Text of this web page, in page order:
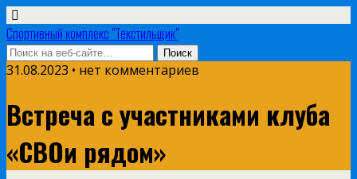
Спортивный комплекс "Текстильщик"
31.08.2023 • нет комментариев
Встреча с участниками клуба
«СВОи рядом»